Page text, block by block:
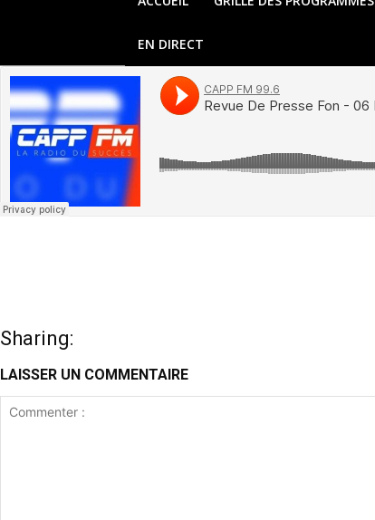
EN DIRECT
Sharing:
LAISSER UN COMMENTAIRE